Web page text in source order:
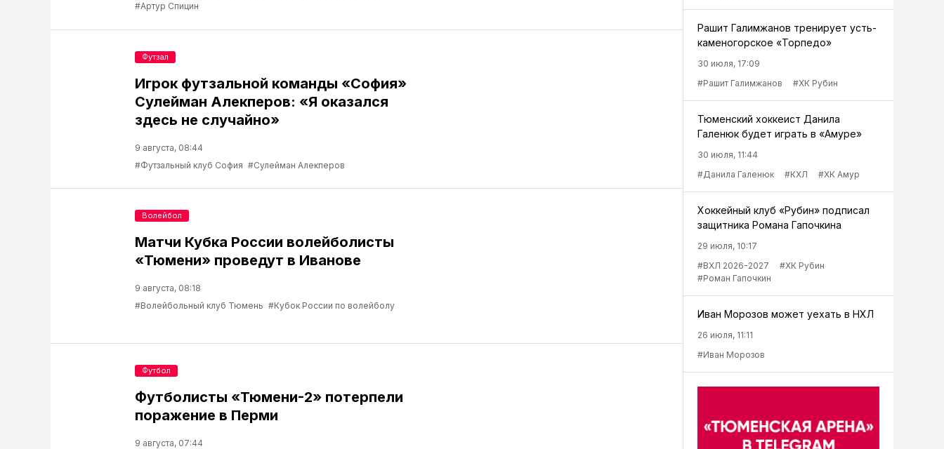
#Артур Спицин
Игрок футзальной команды «София»
Сулейман Алекперов: «Я оказался
здесь не случайно»
9 августа, 08:44
#Футзальный клуб София #Сулейман Алекперов
Футзал
Матчи Кубка России волейболисты
«Тюмени» проведут в Иванове
9 августа, 08:18
#Волейбольный клуб Тюмень #Кубок России по волейболу
Волейбол
Футболисты «Тюмени-2» потерпели
поражение в Перми
9 августа, 07:44
Футбол
Рашит Галимжанов тренирует усть-
каменогорское «Торпедо»
30 июля, 17:09
#Рашит Галимжанов
#ХК Рубин
Тюменский хоккеист Данила
Галенюк будет играть в «Амуре»
30 июля, 11:44
#Данила Галенюк
#КХЛ #ХК Амур
Хоккейный клуб «Рубин» подписал
защитника Романа Гапочкина
29 июля, 10:17
#ВХЛ 2026-2027
#ХК Рубин
#Роман Гапочкин
Иван Морозов может уехать в НХЛ
26 июля, 11:11
#Иван Морозов